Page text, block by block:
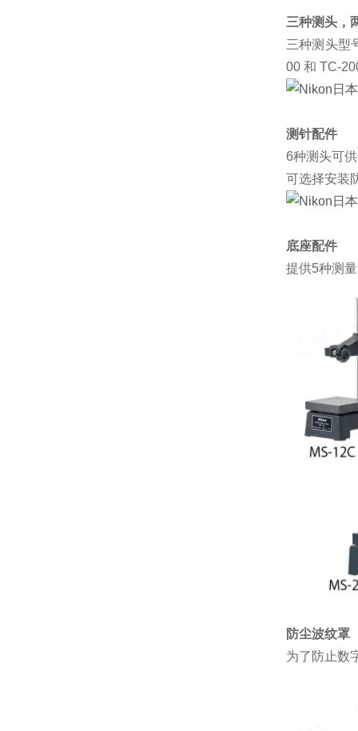
三种测头，
三种测头型
00 和 TC-
测针配件
6种测头可
可选择安装
底座配件
提供5种测
防尘波纹罩
为了防止数